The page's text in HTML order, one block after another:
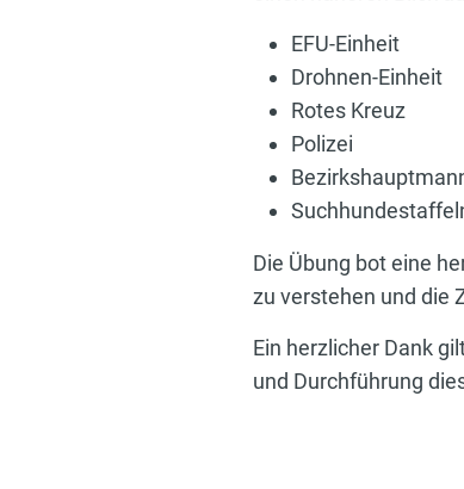
EFU-Einheit
Drohnen-Einheit
Rotes Kreuz
Polizei
Die Übung bot eine
zu verstehen und die
Ein herzlicher Dank
und Durchführung